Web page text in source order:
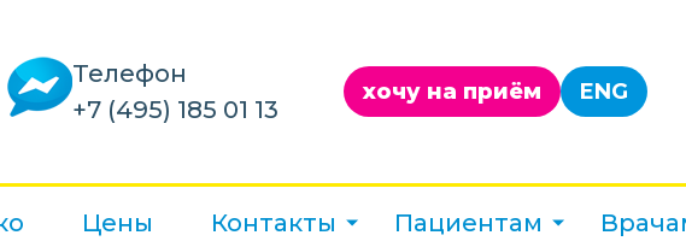
Телефон
+7 (495) 185 01 13
хочу на приём ENG
Цены Контакты Пациентам